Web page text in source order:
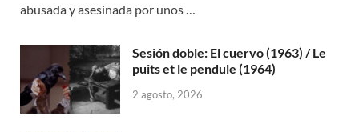
abusada y asesinada por unos …
Sesión doble: El cuervo (1963) / Le
puits et le pendule (1964)
2 agosto, 2026